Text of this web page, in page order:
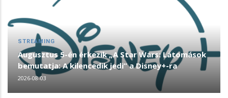
STREAMING
Augusztus 5-én érkezik „A Star Wars: Látomások
bemutatja: A kilencedik jedi” a Disney+-ra
2026-08-03